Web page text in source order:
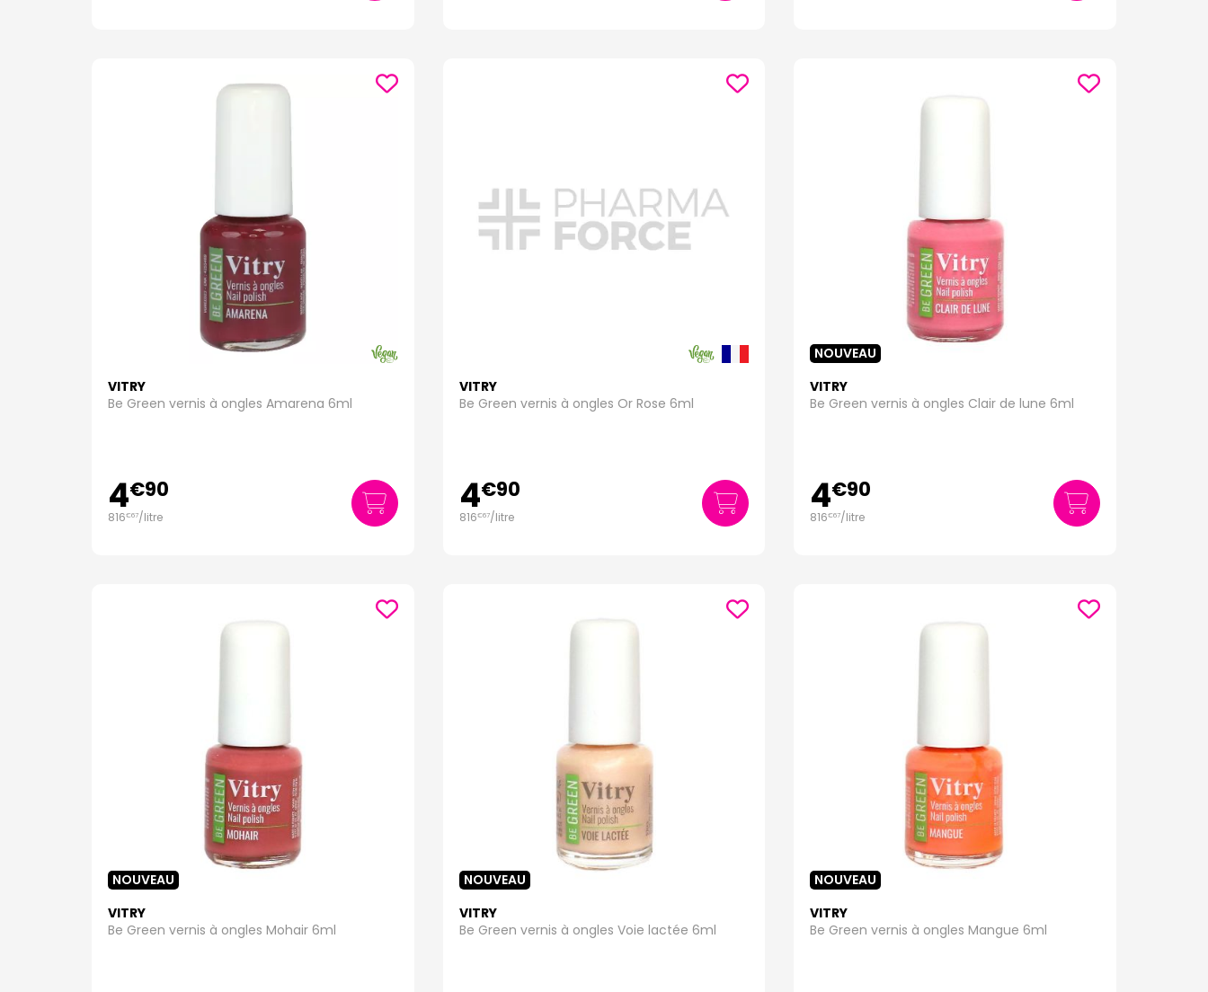
VITRY
Be Green vernis à ongles Amarena 6ml
4€90
816€67/litre
VITRY
Be Green vernis à ongles Or Rose 6ml
4€90
816€67/litre
NOUVEAU
VITRY
Be Green vernis à ongles Clair de lune 6ml
4€90
816€67/litre
NOUVEAU
VITRY
Be Green vernis à ongles Mohair 6ml
NOUVEAU
VITRY
Be Green vernis à ongles Voie lactée 6ml
NOUVEAU
VITRY
Be Green vernis à ongles Mangue 6ml